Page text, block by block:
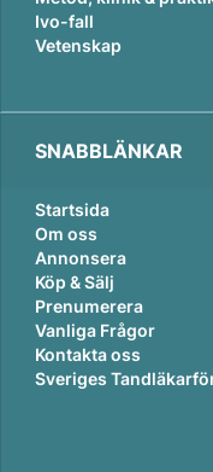
Ivo-fall
Vetenskap
SNABBLÄNKAR
Startsida
Om oss
Annonsera
Köp & Sälj
Prenumerera
Vanliga Frågor
Kontakta oss
Sveriges